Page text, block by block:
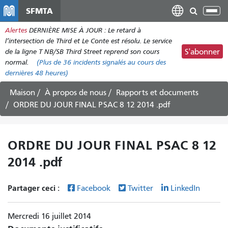
contenu
principal
SFMTA
Alertes DERNIÈRE MISE À JOUR : Le retard à
l’intersection de Third et Le Conte est résolu. Le service
de la ligne T NB/SB Third Street reprend son cours
normal.
(Plus de 36 incidents signalés au cours des
dernières 48 heures)
S'abonner
Maison À propos de nous
Rapports et documents
ORDRE DU JOUR FINAL PSAC 8 12 2014 .pdf
ORDRE DU JOUR FINAL PSAC 8 12
2014 .pdf
Partager ceci : Facebook Twitter LinkedIn
Mercredi 16 juillet 2014